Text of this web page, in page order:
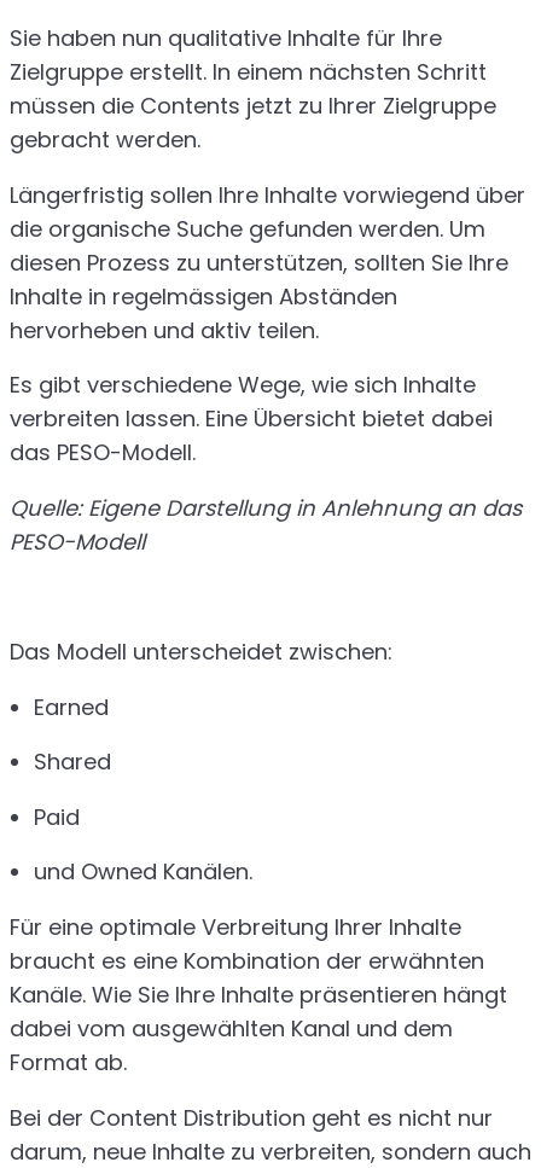
Sie haben nun qualitative Inhalte für Ihre
Zielgruppe erstellt. In einem nächsten Schritt
müssen die Contents jetzt zu Ihrer Zielgruppe
gebracht werden.
Längerfristig sollen Ihre Inhalte vorwiegend über
die organische Suche gefunden werden. Um
diesen Prozess zu unterstützen, sollten Sie Ihre
Inhalte in regelmässigen Abständen
hervorheben und aktiv teilen.
Es gibt verschiedene Wege, wie sich Inhalte
verbreiten lassen. Eine Übersicht bietet dabei
das PESO-Modell.
Quelle: Eigene Darstellung in Anlehnung an das
PESO-Modell
Das Modell unterscheidet zwischen:
Earned
Shared
Paid
und Owned Kanälen.
Für eine optimale Verbreitung Ihrer Inhalte
braucht es eine Kombination der erwähnten
Kanäle. Wie Sie Ihre Inhalte präsentieren hängt
dabei vom ausgewählten Kanal und dem
Format ab.
Bei der Content Distribution geht es nicht nur
darum, neue Inhalte zu verbreiten, sondern auch